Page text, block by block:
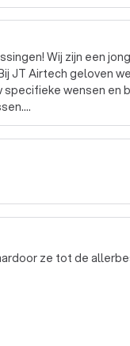
Wij zijn een
JT Airtech geloven
specifieke wensen en
dat altijd op de
klaar om u de best
aan al uw
hoogwaardige
te garanderen, met
en kwaliteit voor uw
ze tot de